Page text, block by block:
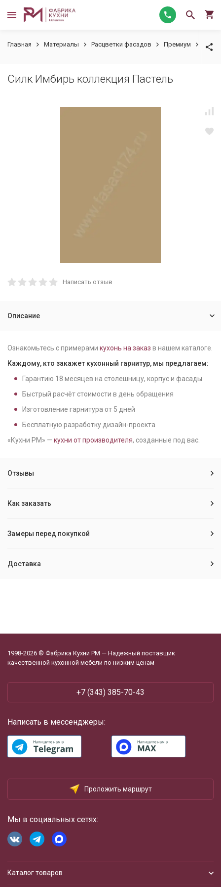
Главная Материалы Расцветки фасадов Премиум
Силк Имбирь коллекция Пастель
Написать отзыв
Описание
Ознакомьтесь с примерами кухонь на заказ в нашем каталоге.
Каждому, кто закажет кухонный гарнитур, мы предлагаем:
Гарантию 18 месяцев на столешницу, корпус и фасады
Быстрый расчёт стоимости в день обращения
Изготовление гарнитура от 5 дней
Бесплатную разработку дизайн-проекта
«Кухни РМ» — кухни от производителя, созданные под вас.
Отзывы
Как заказать
Замеры перед покупкой
Доставка
1998-2026 © Фабрика Кухни РМ — Надежный поставщик
качественной кухонной мебели по низким ценам
+7 (343) 385-70-43
Написать в мессенджеры:
Проложить маршрут
Мы в социальных сетях:
Каталог товаров